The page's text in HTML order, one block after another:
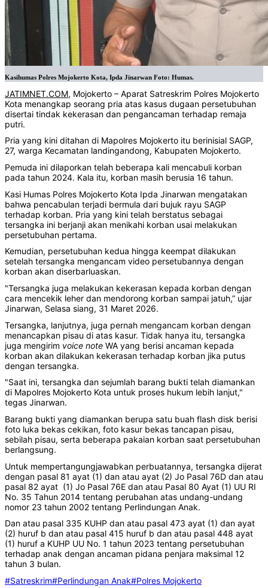
Kasihumas Polres Mojokerto Kota, Ipda Jinarwan Foto: Humas.
JATIMNET.COM, Mojokerto – Aparat Satreskrim Polres Mojokerto
Kota menangkap seorang pria atas kasus dugaan persetubuhan
disertai tindak kekerasan dan pengancaman terhadap remaja
putri.
Pria yang kini ditahan di Mapolres Mojokerto itu berinisial SAGP,
27, warga Kecamatan landingandong, Kabupaten Mojokerto.
Pemuda ini dilaporkan telah beberapa kali mencabuli korban
pada tahun 2024. Kala itu, korban masih berusia 16 tahun.
Kasi Humas Polres Mojokerto Kota Ipda Jinarwan mengatakan
bahwa pencabulan terjadi bermula dari bujuk rayu SAGP
terhadap korban. Pria yang kini telah berstatus sebagai
tersangka ini berjanji akan menikahi korban usai melakukan
persetubuhan pertama.
Kemudian, persetubuhan kedua hingga keempat dilakukan
setelah tersangka mengancam video persetubannya dengan
korban akan diserbarluaskan.
"Tersangka juga melakukan kekerasan kepada korban dengan
cara mencekik leher dan mendorong korban sampai jatuh,” ujar
Jinarwan, Selasa siang, 31 Maret 2026.
Tersangka, lanjutnya, juga pernah mengancam korban dengan
menancapkan pisau di atas kasur. Tidak hanya itu, tersangka
juga mengirim voice note WA yang berisi ancaman kepada
korban akan dilakukan kekerasan terhadap korban jika putus
dengan tersangka.
"Saat ini, tersangka dan sejumlah barang bukti telah diamankan
di Mapolres Mojokerto Kota untuk proses hukum lebih lanjut,"
tegas Jinarwan.
Barang bukti yang diamankan berupa satu buah flash disk berisi
foto luka bekas cekikan, foto kasur bekas tancapan pisau,
sebilah pisau, serta beberapa pakaian korban saat persetubuhan
berlangsung.
Untuk mempertangungjawabkan perbuatannya, tersangka dijerat
dengan pasal 81 ayat (1) dan atau ayat (2) Jo Pasal 76D dan atau
pasal 82 ayat (1) Jo Pasal 76E dan atau Pasal 80 Ayat (1) UU RI
No. 35 Tahun 2014 tentang perubahan atas undang-undang
nomor 23 tahun 2002 tentang Perlindungan Anak.
Dan atau pasal 335 KUHP dan atau pasal 473 ayat (1) dan ayat
(2) huruf b dan atau pasal 415 huruf b dan atau pasal 448 ayat
(1) huruf a KUHP UU No. 1 tahun 2023 tentang persetubuhan
terhadap anak dengan ancaman pidana penjara maksimal 12
tahun 3 bulan.
#Satreskrim#Perlindungan Anak#Polres Mojokerto